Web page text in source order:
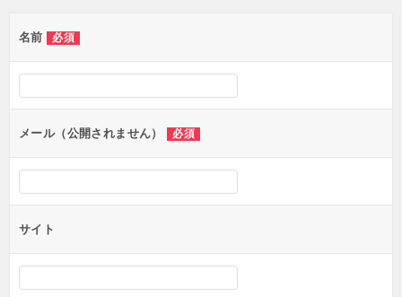
ー
シ
ョ
ン
名前 必須
メール（公開されません） 必須
サイト